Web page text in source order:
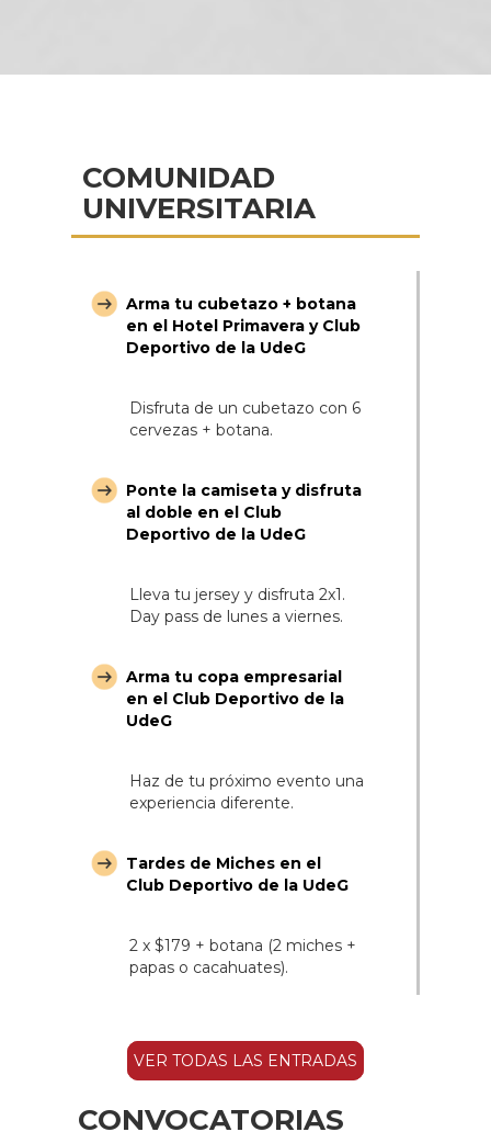
COMUNIDAD
UNIVERSITARIA
Arma tu cubetazo + botana
en el Hotel Primavera y Club
Deportivo de la UdeG
Disfruta de un cubetazo con 6
cervezas + botana.
Ponte la camiseta y disfruta
al doble en el Club
Deportivo de la UdeG
Lleva tu jersey y disfruta 2x1.
Day pass de lunes a viernes.
Arma tu copa empresarial
en el Club Deportivo de la
UdeG
Haz de tu próximo evento una
experiencia diferente.
Tardes de Miches en el
Club Deportivo de la UdeG
2 x $179 + botana (2 miches +
papas o cacahuates).
VER TODAS LAS ENTRADAS
CONVOCATORIAS